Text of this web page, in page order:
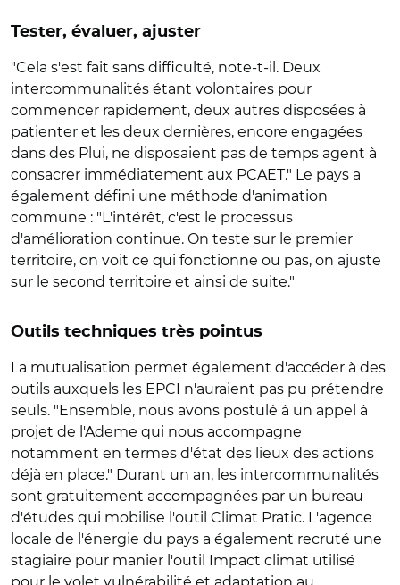
Tester, évaluer, ajuster
"Cela s'est fait sans difficulté, note-t-il. Deux
intercommunalités étant volontaires pour
commencer rapidement, deux autres disposées à
patienter et les deux dernières, encore engagées
dans des Plui, ne disposaient pas de temps agent à
consacrer immédiatement aux PCAET." Le pays a
également défini une méthode d'animation
commune : "L'intérêt, c'est le processus
d'amélioration continue. On teste sur le premier
territoire, on voit ce qui fonctionne ou pas, on ajuste
sur le second territoire et ainsi de suite."
Outils techniques très pointus
La mutualisation permet également d'accéder à des
outils auxquels les EPCI n'auraient pas pu prétendre
seuls. "Ensemble, nous avons postulé à un appel à
projet de l'Ademe qui nous accompagne
notamment en termes d'état des lieux des actions
déjà en place." Durant un an, les intercommunalités
sont gratuitement accompagnées par un bureau
d'études qui mobilise l'outil Climat Pratic. L'agence
locale de l'énergie du pays a également recruté une
stagiaire pour manier l'outil Impact climat utilisé
pour le volet vulnérabilité et adaptation au